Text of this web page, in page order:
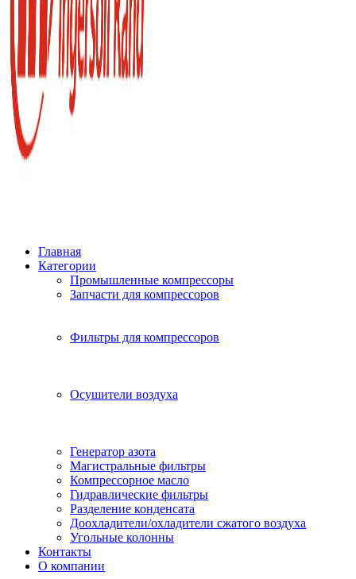
Главная
Категории
Промышленные компрессоры
Запчасти для компрессоров
Фильтры для компрессоров
Осушители воздуха
Генератор азота
Магистральные фильтры
Компрессорное масло
Гидравлические фильтры
Разделение конденсата
Доохладители/охладители сжатого воздуха
Угольные колонны
Контакты
О компании